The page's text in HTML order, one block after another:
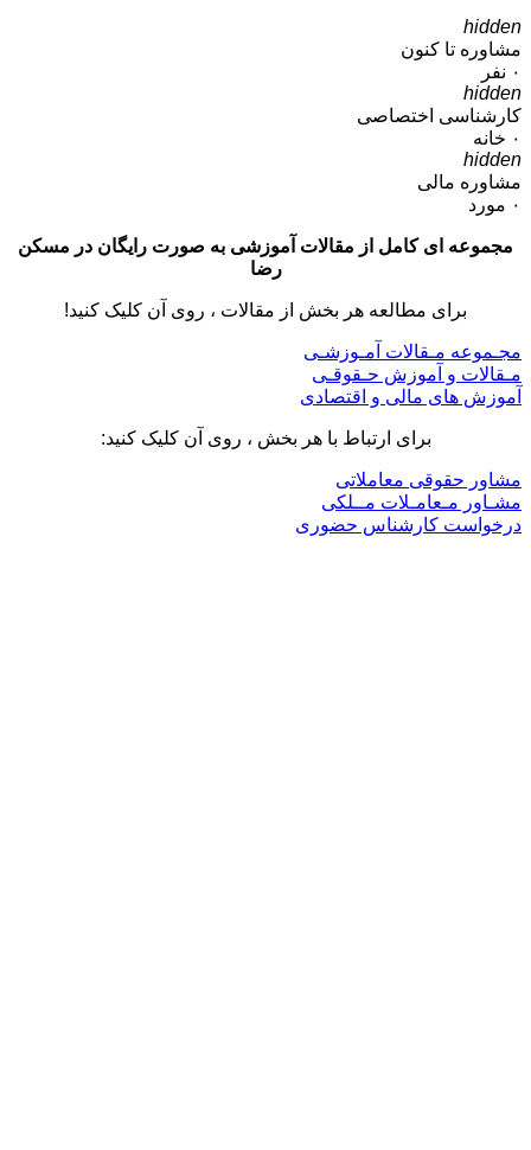
hidden
مشاوره تا کنون
۰ نفر
hidden
کارشناسی اختصاصی
۰ خانه
hidden
مشاوره مالی
۰ مورد
مجموعه ای کامل از مقالات آموزشی به صورت رایگان در مسکن
رضا
برای مطالعه هر بخش از مقالات ، روی آن کلیک کنید!
مجـموعه مـقالات آمـوزشـی
مـقالات و آموزش حـقوقـی
آموزش های مالی و اقتصادی
برای ارتباط با هر بخش ، روی آن کلیک کنید:
مشاور حقوقی معاملاتی
مشـاور مـعامـلات مــلکی
درخواست کارشناس حضوری